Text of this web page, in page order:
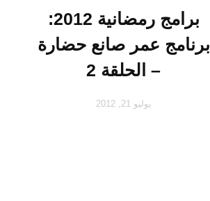
برامج رمضانية 2012:
برنامج عمر صانع حضارة
– الحلقة 2
يوليو 21, 2012